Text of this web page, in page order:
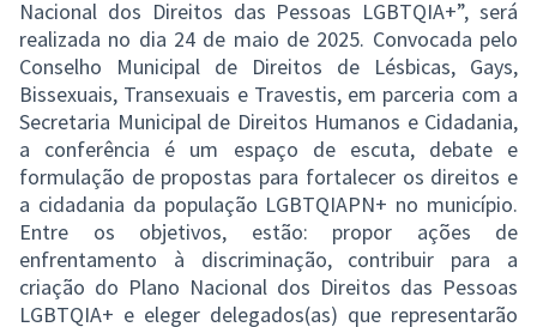
Nacional dos Direitos das Pessoas LGBTQIA+”, será
realizada no dia 24 de maio de 2025. Convocada pelo
Conselho Municipal de Direitos de Lésbicas, Gays,
Bissexuais, Transexuais e Travestis, em parceria com a
Secretaria Municipal de Direitos Humanos e Cidadania,
a conferência é um espaço de escuta, debate e
formulação de propostas para fortalecer os direitos e
a cidadania da população LGBTQIAPN+ no município.
Entre os objetivos, estão: propor ações de
enfrentamento à discriminação, contribuir para a
criação do Plano Nacional dos Direitos das Pessoas
LGBTQIA+ e eleger delegados(as) que representarão